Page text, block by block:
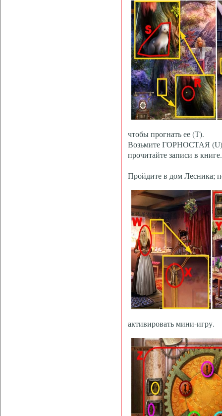
чтобы прогнать ее (T).
Возьмите ГОРНОСТАЯ
прочитайте записи в книге.
Пройдите в дом Лесника;
активировать мини-игру.